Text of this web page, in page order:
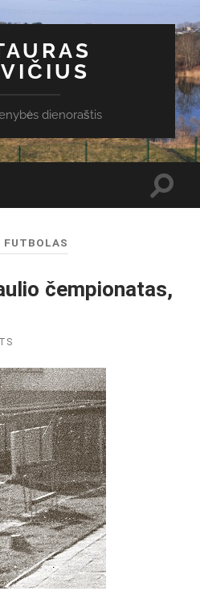
dienoraštis
FUTBOLAS
čempionatas,